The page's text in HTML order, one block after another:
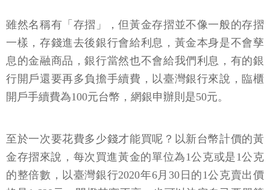
雖然名稱有「存摺」，但黃金存摺並不像一般的存摺
一樣，存錢進去後銀行會給利息，黃金本身是不會孳
息的金融商品，銀行當然也不會給我們利息，有的銀
行開戶還要再多負擔手續費，以臺灣銀行來說，臨櫃
開戶手續費為100元台幣，網銀申辦則是50元。
至於一次要花費多少錢才能買呢？以新台幣計價的黃
金存摺來說，每次買進黃金的單位為1公克或是1公克
的整倍數，以臺灣銀行2020年6月30日的1公克賣出價